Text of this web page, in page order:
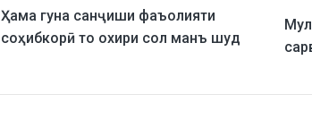
Ҳама гуна санҷиши фаъолияти
соҳибкорӣ то охири сол манъ шуд